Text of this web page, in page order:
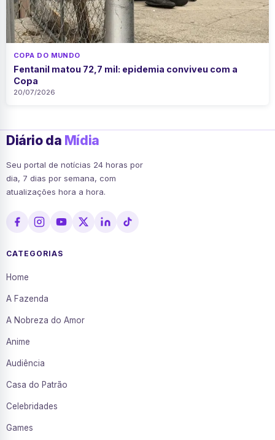
COPA DO MUNDO
Fentanil matou 72,7 mil: epidemia conviveu com a
Copa
20/07/2026
Diário da Mídia
Seu portal de notícias 24 horas por
dia, 7 dias por semana, com
atualizações hora a hora.
CATEGORIAS
Home
A Fazenda
A Nobreza do Amor
Anime
Audiência
Casa do Patrão
Celebridades
Games